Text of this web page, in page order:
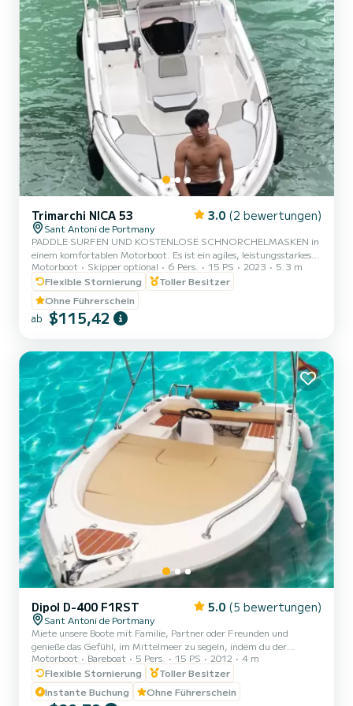
Trimarchi NICA 53 3.0 (2 bewertungen)
Sant Antoni de Portmany
PADDLE SURFEN UND KOSTENLOSE SCHNORCHELMASKEN in
einem komfortablen Motorboot. Es ist ein agiles, leistungsstarkes
und dynamisches Boot, mit dem Sie jeden Punkt der Küste in
wenigen Minuten erreichen können. Der Anlegehafen befindet sich
in Sant Antoni de Portmany. Ideale Lage, wenn Sie zu den Buchten
Cala Bassa und Cala Comte fahren möchten, um die Privatsphäre
und Ruhe der Umgebung zu genießen, da der Zugang nur Booten
Motorboot Skipper optional 6 Pers. 15 PS 2023
5.3 m
Flexible Stornierung
Toller Besitzer
Ohne Führerschein
ab $115,42
Dipol D-400 F1RST 5.0 (5 bewertungen)
Sant Antoni de Portmany
Miete unsere Boote mit Familie, Partner oder Freunden und
genieße das Gefühl, im Mittelmeer zu segeln, indem du der
Kapitän deines eigenen Bootes bist, und erlebe unvergessliche
Momente an unseren besten Stränden mit kristallklarem Wasser.
Du kannst den unglaublichen Sonnenuntergang in Ibiza genießen.
Es ist erforderlich, einen Ausweis (Personalausweis oder Reisepass)
Motorboot Bareboat 5 Pers. 15 PS 2012
4 m
Flexible Stornierung
Toller Besitzer
Instante Buchung
Ohne Führerschein